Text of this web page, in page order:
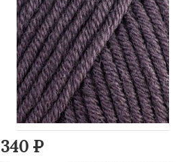
340 Р